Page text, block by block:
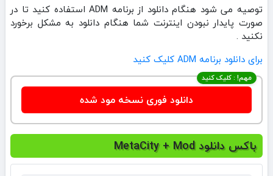
توصیه می شود هنگام دانلود از برنامه ADM استفاده کنید تا در
صورت پایدار نبودن اینترنت شما هنگام دانلود به مشکل برخورد
نکنید .
برای دانلود برنامه ADM کلیک کنید
مهم! : کلیک کنید
دانلود فوری نسخه مود شده
باکس دانلود MetaCity + Mod